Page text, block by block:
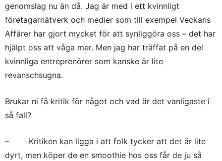
genomslag nu än då. Jag är med i ett kvinnligt
företagarnätverk och medier som till exempel Veckans
Affärer har gjort mycket för att synliggöra oss – det har
hjälpt oss att våga mer. Men jag har träffat på en del
kvinnliga entreprenörer som kanske är lite
revanschsugna.
Brukar ni få kritik för något och vad är det vanligaste i
så fall?
– Kritiken kan ligga i att folk tycker att det är lite
dyrt, men köper de en smoothie hos oss får de ju så